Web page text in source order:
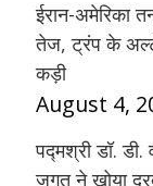
ईरान-अमेरिका
तेज, ट्रंप के
कड़ी
August 4,
पद्मश्री डॉ. डी.
जगत ने खोया